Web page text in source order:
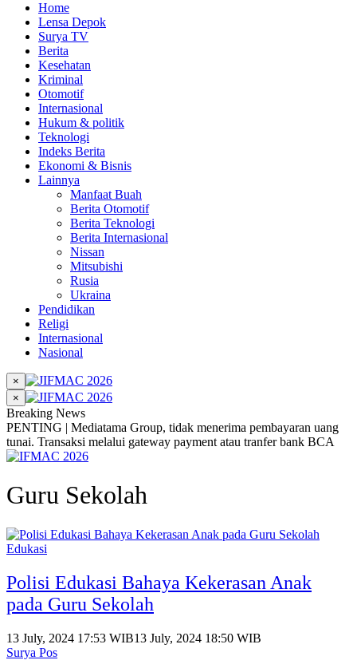
Home
Lensa Depok
Surya TV
Berita
Kesehatan
Kriminal
Otomotif
Internasional
Hukum & politik
Teknologi
Indeks Berita
Ekonomi & Bisnis
Lainnya
Manfaat Buah
Berita Otomotif
Berita Teknologi
Berita Internasional
Nissan
Mitsubishi
Rusia
Ukraina
Pendidikan
Religi
Internasional
Nasional
×
×
Breaking News
PENTING | Mediatama Group, tidak menerima pembayaran uang
tunai. Transaksi melalui gateway payment atau tranfer bank BCA
Guru Sekolah
Edukasi
Polisi Edukasi Bahaya Kekerasan Anak
pada Guru Sekolah
13 July, 2024 17:53 WIB13 July, 2024 18:50 WIB
Surya Pos